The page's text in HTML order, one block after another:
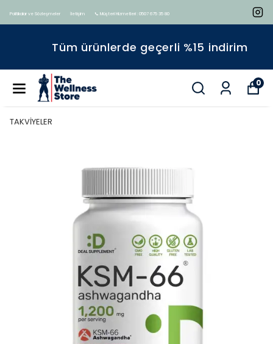
Politikalar ve Sözleşmeler İletişim 📞 Müşteri Hizmetleri : 0507 675 35 80
Tüm ürünlerde geçerli %15 indirim
0
TAKVİYELER